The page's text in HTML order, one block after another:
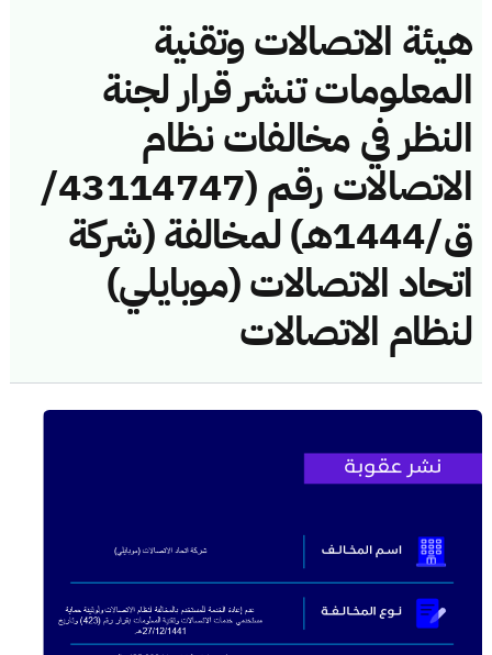
هيئة الاتصالات وتقنية
المعلومات تنشر قرار لجنة
النظر في مخالفات نظام
الاتصالات رقم (43114747/
ق/1444هـ) لمخالفة (شركة
اتحاد الاتصالات (موبايلي)
لنظام الاتصالات